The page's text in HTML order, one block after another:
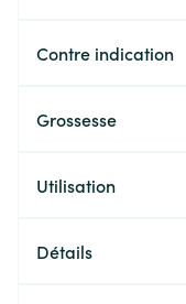
Contre indication
Grossesse
Utilisation
Détails